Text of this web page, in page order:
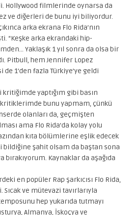
Hollywood filmlerinde oynarsa da
ve diğerleri de bunu iyi biliyordur.
arka ekrana Flo Rida’nın
“Keşke arka ekrandaki hip-
Yaklaşık 1 yıl sonra da olsa bir
Pitbull, hem Jennifer Lopez
1’den fazla Türkiye’ye geldi
yaptığım gibi basın
bunu yapmam, çünkü
olanları da, geçmişten
ama Flo Rida’da kolay yolu
kıta bölümlerine eşlik edecek
bildiğine şahit olsam da baştan sona
Kaynaklar da aşağıda
en popüler Rap şarkıcısı Flo Rida,
ve mütevazi tavırlarıyla
hep yukarıda tutmayı
Almanya, İskoçya ve